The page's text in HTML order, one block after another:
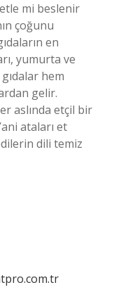
mi beslenir
çoğunu
en
yumurta ve
hem
gelir.
aslında etçil bir
ataları et
dili temiz